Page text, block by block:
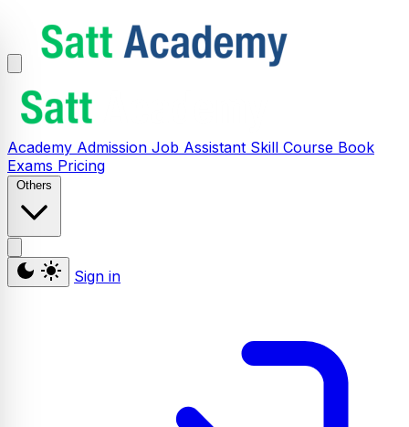
Academy Admission Job Assistant Skill Course Book
Exams Pricing
Others
Sign in